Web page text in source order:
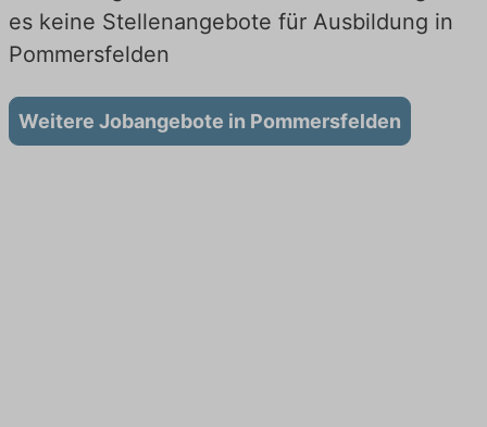
es keine Stellenangebote für Ausbildung in
Pommersfelden
Weitere Jobangebote in Pommersfelden